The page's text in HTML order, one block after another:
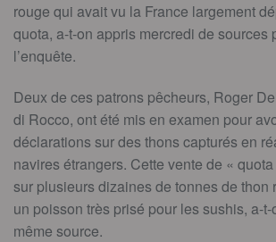
rouge qui avait vu la France largement
quota, a-t-on appris mercredi de sources
l’enquête.
Deux de ces patrons pêcheurs, Roger
di Rocco, ont été mis en examen pour
déclarations sur des thons capturés en
navires étrangers. Cette vente de «
sur plusieurs dizaines de tonnes de thon
un poisson très prisé pour les sushis, a-
même source.